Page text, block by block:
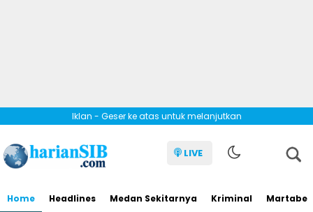
Iklan - Geser ke atas untuk melanjutkan
LIVE
Home Headlines Medan Sekitarnya Kriminal Martabe